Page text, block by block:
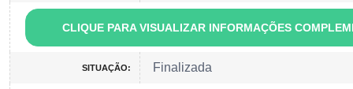
CLIQUE PARA VISUALIZAR INFORMAÇÕES
SITUAÇÃO: Finalizada